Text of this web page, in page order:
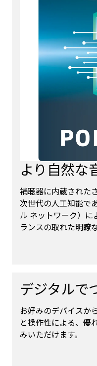
より自然な
補聴器に内蔵された
次世代の人工知能で
ル ネットワーク）に
ランスの取れた明瞭
デジタルで
お好みのデバイスか
と操作性による、優
みいただけます。